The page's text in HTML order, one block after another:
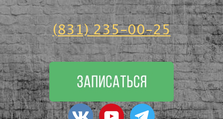
(831) 235-00-25